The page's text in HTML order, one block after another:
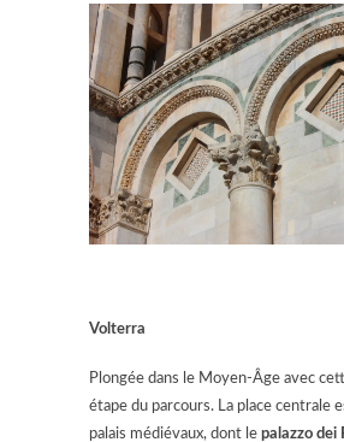
Volterra
Plongée dans le Moyen-Âge avec
étape du parcours. La place centrale
palais médiévaux, dont le palazzo dei